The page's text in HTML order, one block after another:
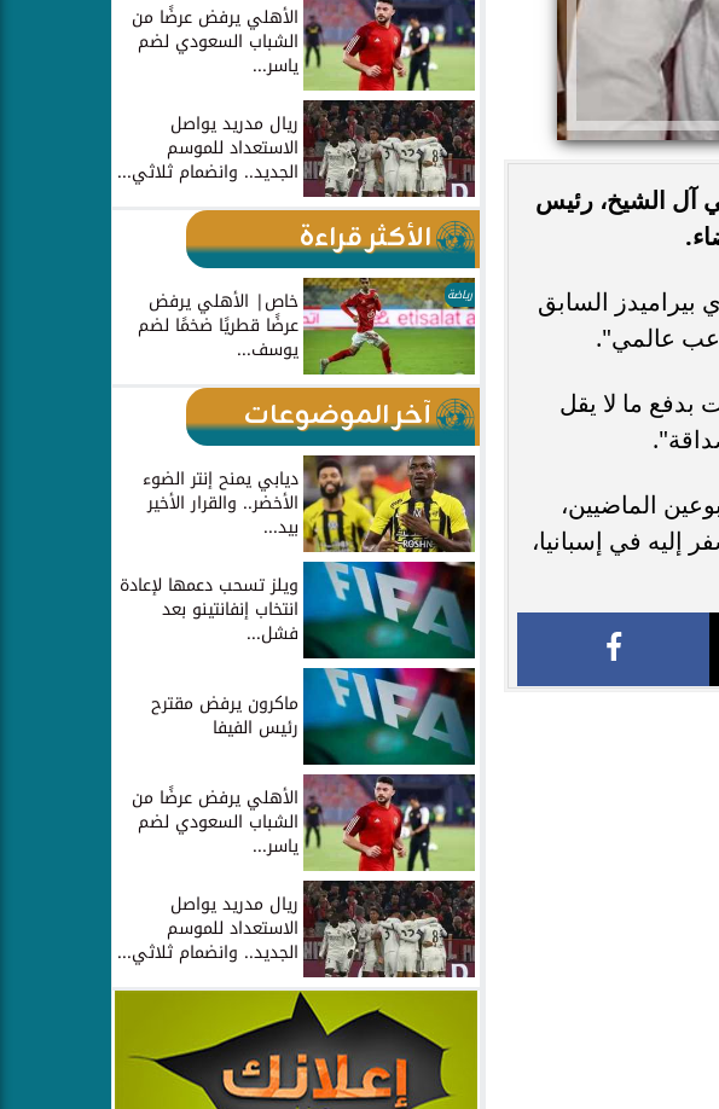
آل الشيخ، رئيس
السابق
ما لا يقل
الماضيين،
في إسبانيا،
الأهلي يرفض عرضًا من
الشباب السعودي لضم
ياسر...
ريال مدريد يواصل
الاستعداد للموسم
الجديد.. وانضمام ثلاثي...
الأكثر قراءة
رياضة خاص| الأهلي يرفض
عرضًا قطريًا ضخمًا لضم
يوسف...
آخر الموضوعات
ديابي يمنح إنتر الضوء
الأخضر.. والقرار الأخير
بيد...
ويلز تسحب دعمها لإعادة
انتخاب إنفانتينو بعد
فشل...
ماكرون يرفض مقترح
رئيس الفيفا
الأهلي يرفض عرضًا من
الشباب السعودي لضم
ياسر...
ريال مدريد يواصل
الاستعداد للموسم
الجديد.. وانضمام ثلاثي...